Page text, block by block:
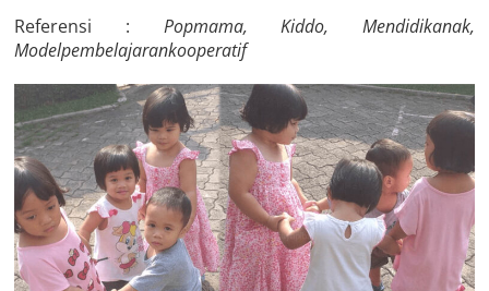
Referensi : Popmama, Kiddo, Mendidikanak,
Modelpembelajarankooperatif